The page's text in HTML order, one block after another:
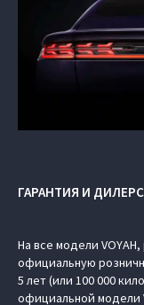
ГАРАНТИЯ И
На все модели
официальную
5 лет (или 100 000
официальной модели